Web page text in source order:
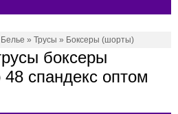
» Трусы » Боксеры (шорты)
боксеры
спандекс оптом